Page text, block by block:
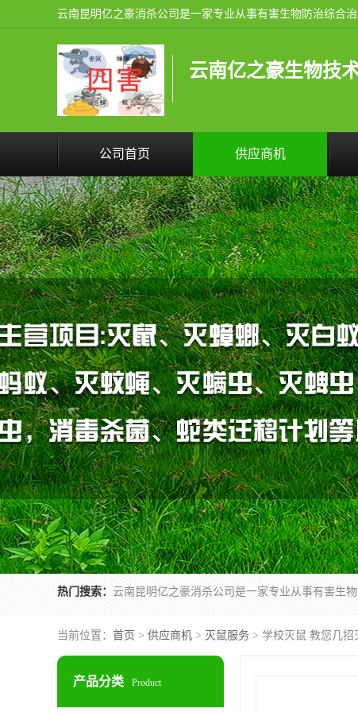
云南亿之豪生物技
公司首页 供应商机
热门搜索：
当前位置： 首页 > 供应商机 > 灭鼠服务 > 学校灭鼠 教您几招
产品分类 Product